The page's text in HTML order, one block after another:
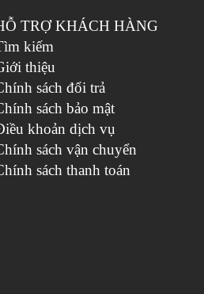
TRỢ KHÁCH HÀNG
kiếm
thiệu
sách đổi trả
sách bảo mật
khoản dịch vụ
sách vận chuyển
sách thanh toán